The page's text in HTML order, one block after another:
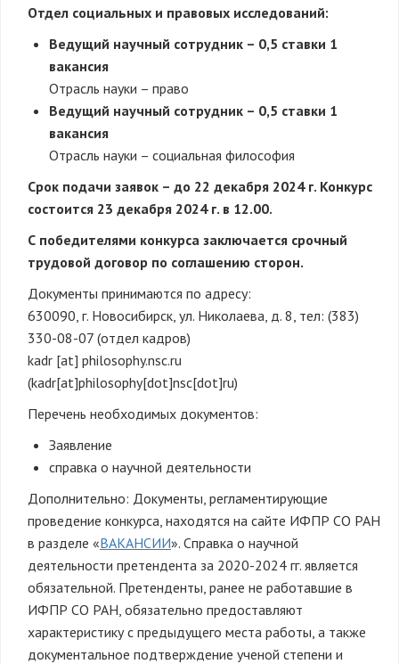
Отдел социальных и правовых исследований:
Ведущий научный сотрудник – 0,5 ставки 1
вакансия
Отрасль науки – право
Ведущий научный сотрудник – 0,5 ставки 1
вакансия
Отрасль науки – социальная философия
Срок подачи заявок – до 22 декабря 2024 г. Конкурс
состоится 23 декабря 2024 г. в 12.00.
С победителями конкурса заключается срочный
трудовой договор по соглашению сторон.
Документы принимаются по адресу:
630090, г. Новосибирск, ул. Николаева, д. 8, тел: (383)
330-08-07 (отдел кадров)
kadr [at] philosophy.nsc.ru
(kadr[at]philosophy[dot]nsc[dot]ru)
Перечень необходимых документов:
Заявление
справка о научной деятельности
Дополнительно: Документы, регламентирующие
проведение конкурса, находятся на сайте ИФПР СО РАН
в разделе «ВАКАНСИИ». Справка о научной
деятельности претендента за 2020-2024 гг. является
обязательной. Претенденты, ранее не работавшие в
ИФПР СО РАН, обязательно предоставляют
характеристику с предыдущего места работы, а также
документальное подтверждение ученой степени и